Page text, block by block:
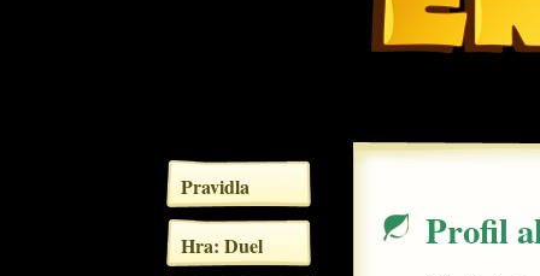
Pravidla
Hra: Duel Profil